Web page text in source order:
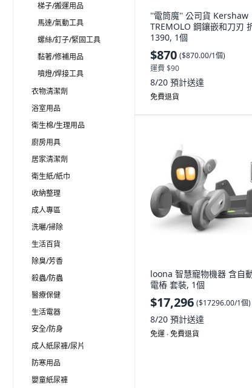
梯子/搬運用品
馬達/氣動工具
螺絲/釘子/緊固工具
黏著/修補用品
噴燈/焊接工具
衣物清潔劑
浴室用品
衛生棉/生理用品
廚房用具
居家清潔劑
衛生紙/紙巾
收納整理
成人專區
洗曬/掃除
生活百貨
除臭/芳香
殺蟲/防蟲
醫療保健
生活電器
安全/防身
成人紙尿褲/尿片
防寒用品
嬰童紙尿褲
''電筒魔'' 公司貨 Kershaw
TREMOLO 鋼鑲嵌和刀刃
1390, 1個
$870 ($870.00/1個)
運費 $90
8/20 預計送達
免費退貨
loona 智慧寵物機器 含自
電樁 套裝, 1個
$17,296 ($17296.00/1個)
8/20 預計送達
免運 ∙ 免費退貨